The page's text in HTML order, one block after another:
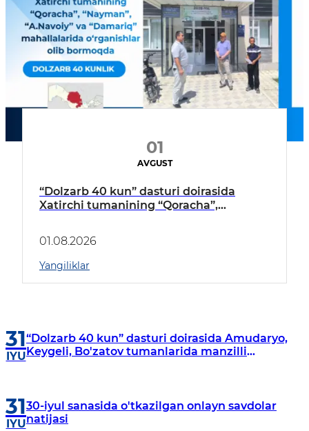
01
AVGUST
“Dolzarb 40 kun” dasturi doirasida
Xatirchi tumanining “Qoracha”,
borildi
01.08.2026
Yangiliklar
31
IYU
“Dolzarb 40 kun” dasturi doirasida Amudaryo,
Keygeli, Bo'zatov tumanlarida manzilli
31
IYU
30-iyul sanasida o'tkazilgan onlayn savdolar
natijasi